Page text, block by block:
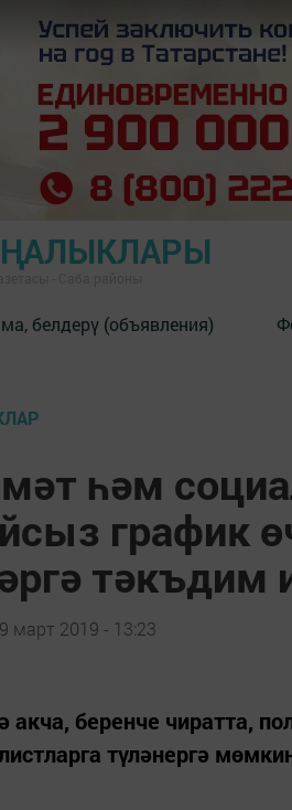
белдерү (объявления)
һәм
график
тәкъдим
март 2019 - 13:23
акча, беренче чиратта,
түләнергә